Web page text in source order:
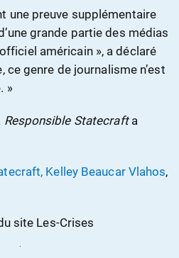
une preuve supplémentaire
grande partie des médias
américain », a déclaré
ce genre de journalisme n’est
»
Responsible Statecrafta
Kelley Beaucar Vlahos,
site Les-Crises